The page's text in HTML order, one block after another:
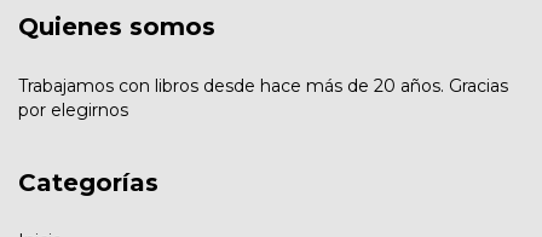
Quienes somos
Trabajamos con libros desde hace más de 20 años. Gracias
por elegirnos
Categorías